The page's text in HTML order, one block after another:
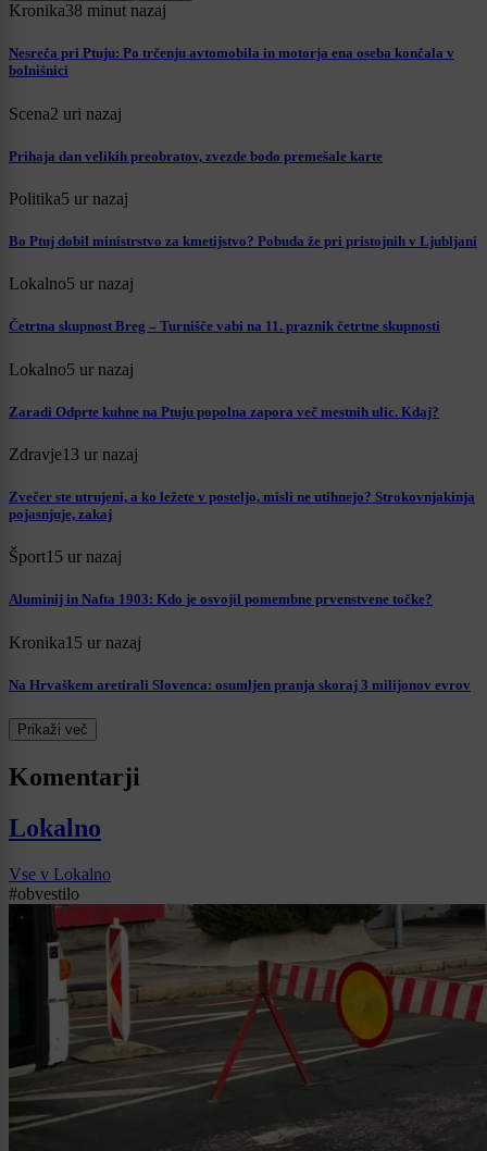
Kronika38 minut nazaj
Nesreča pri Ptuju: Po trčenju avtomobila in motorja ena oseba končala v
bolnišnici
Scena2 uri nazaj
Prihaja dan velikih preobratov, zvezde bodo premešale karte
Politika5 ur nazaj
Bo Ptuj dobil ministrstvo za kmetijstvo? Pobuda že pri pristojnih v Ljubljani
Lokalno5 ur nazaj
Četrtna skupnost Breg – Turnišče vabi na 11. praznik četrtne skupnosti
Lokalno5 ur nazaj
Zaradi Odprte kuhne na Ptuju popolna zapora več mestnih ulic. Kdaj?
Zdravje13 ur nazaj
Zvečer ste utrujeni, a ko ležete v posteljo, misli ne utihnejo? Strokovnjakinja
pojasnjuje, zakaj
Šport15 ur nazaj
Aluminij in Nafta 1903: Kdo je osvojil pomembne prvenstvene točke?
Kronika15 ur nazaj
Na Hrvaškem aretirali Slovenca: osumljen pranja skoraj 3 milijonov evrov
Prikaži več
Komentarji
Lokalno
Vse v Lokalno
#obvestilo